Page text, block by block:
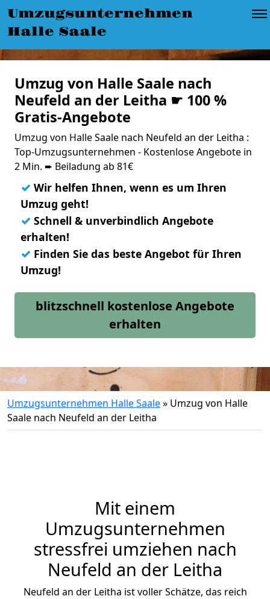
Umzugsunternehmen
Halle Saale
Umzug von Halle Saale nach
Neufeld an der Leitha ☛ 100 %
Gratis-Angebote
Umzug von Halle Saale nach Neufeld an der Leitha :
Top-Umzugsunternehmen - Kostenlose Angebote in
2 Min. ➨ Beiladung ab 81€
✓ Wir helfen Ihnen, wenn es um Ihren
Umzug geht!
✓ Schnell & unverbindlich Angebote
erhalten!
✓ Finden Sie das beste Angebot für Ihren
Umzug!
blitzschnell kostenlose Angebote
erhalten
Umzugsunternehmen Halle Saale» Umzug von Halle
Saale nach Neufeld an der Leitha
Mit einem
Umzugsunternehmen
stressfrei umziehen nach
Neufeld an der Leitha
Neufeld an der Leitha ist voller Schätze, das reich